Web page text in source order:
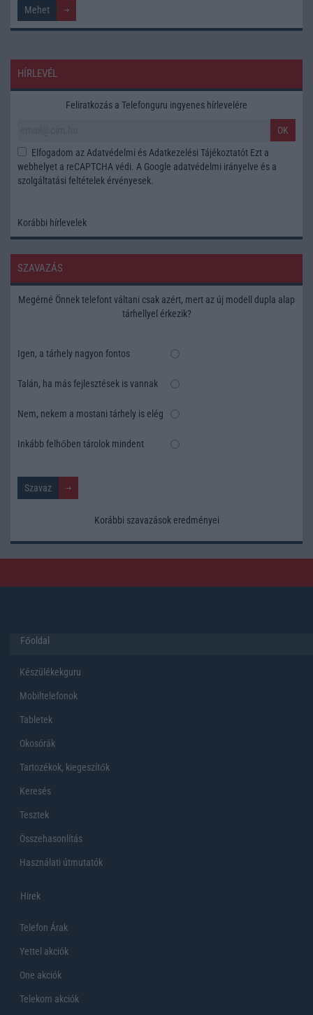
HÍRLEVÉL
Feliratkozás a Telefonguru ingyenes hírlevelére
OK
Elfogadom az Adatvédelmi és Adatkezelési Tájékoztatót Ezt a
webhelyet a reCAPTCHA védi. A Google adatvédelmi irányelve és a
szolgáltatási feltételek érvényesek.
Korábbi hírlevelek
SZAVAZÁS
Megérné Önnek telefont váltani csak azért, mert az új modell dupla alap
tárhellyel érkezik?
Igen, a tárhely nagyon fontos
Talán, ha más fejlesztések is vannak
Nem, nekem a mostani tárhely is elég
Inkább felhőben tárolok mindent
Korábbi szavazások eredményei
Főoldal
Készülékekguru
Mobiltelefonok
Tabletek
Okosórák
Tartozékok, kiegeszítők
Keresés
Tesztek
Összehasonlítás
Használati útmutatók
Hirek
Telefon Árak
Yettel akciók
One akciók
Telekom akciók